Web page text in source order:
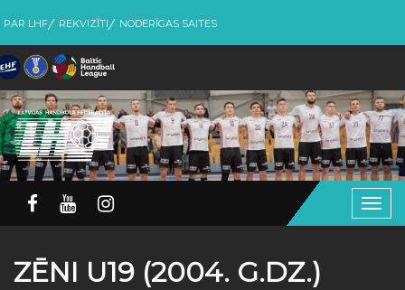
PAR LHF REKVIZĪTI NODERĪGAS SAITES
ZĒNI U19 (2004. G.DZ.)